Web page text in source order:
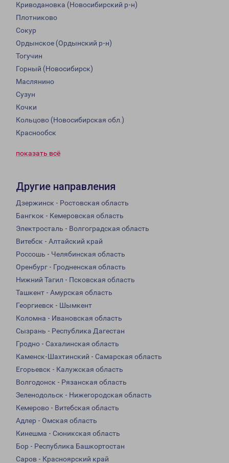
Криводановка (Новосибирский р-н)
Плотниково
Сокур
Ордынское (Ордынский р-н)
Тогучин
Горный (Новосибирск)
Маслянино
Сузун
Кочки
Кольцово (Новосибирская обл.)
Краснообск
показать всё
Другие направления
Дзержинск - Ростовская область
Бангкок - Кемеровская область
Электросталь - Волгоградская область
Витебск - Алтайский край
Россошь - Челябинская область
Оренбург - Гродненская область
Нижний Тагил - Псковская область
Ташкент - Амурская область
Георгиевск - Шымкент
Коломна - Ивановская область
Сызрань - Республика Дагестан
Гродно - Сахалинская область
Каменск-Шахтинский - Самарская область
Егорьевск - Калужская область
Волгодонск - Рязанская область
Зеленодольск - Нижегородская область
Кемерово - Витебская область
Адлер - Омская область
Кинешма - Сюникская область
Бор - Республика Башкортостан
Саров - Красноярский край